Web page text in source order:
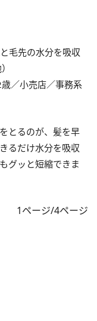
毛先の水分を吸収
／小売店／事務系
とるのが、髪を早
るだけ水分を吸収
グッと短縮できま
1ページ/4ページ